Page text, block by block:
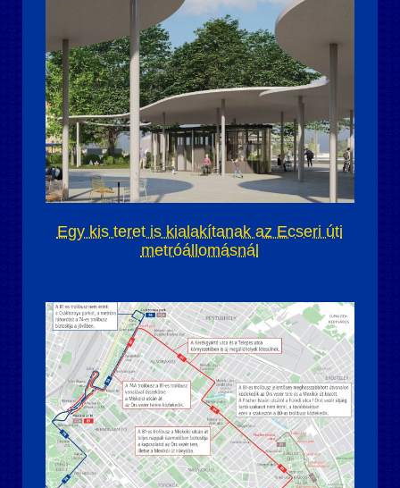
Egy kis teret is kialakítanak az Ecseri úti
metróállomásnál